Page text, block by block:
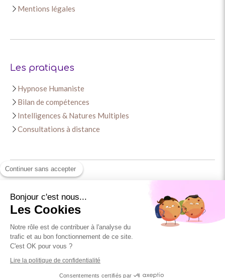
Mentions légales
Les pratiques
Hypnose Humaniste
Bilan de compétences
Intelligences & Natures Multiples
Consultations à distance
Céline Bouillaguet
68000 Colmar
Afficher le téléphone
Continuer sans accepter
Bonjour c'est nous...
Les Cookies
Notre rôle est de contribuer à l'analyse du
trafic et au bon fonctionnement de ce site.
C'est OK pour vous ?
Lire la politique de confidentialité
Consentements certifiés par